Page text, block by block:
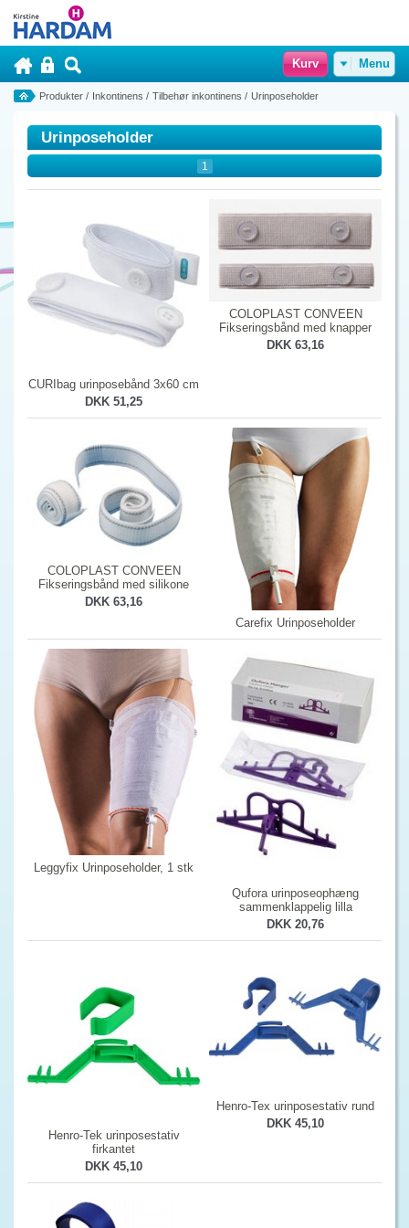
Kurv Menu
Produkter / Inkontinens / Tilbehør inkontinens / Urinposeholder
Urinposeholder
1
CURIbag urinposebånd 3x60 cm
DKK 51,25
COLOPLAST CONVEEN
Fikseringsbånd med knapper
DKK 63,16
COLOPLAST CONVEEN
Fikseringsbånd med silikone
DKK 63,16
Carefix Urinposeholder
Leggyfix Urinposeholder, 1 stk
Qufora urinposeophæng
sammenklappelig lilla
DKK 20,76
Henro-Tek urinposestativ
firkantet
DKK 45,10
Henro-Tex urinposestativ rund
DKK 45,10